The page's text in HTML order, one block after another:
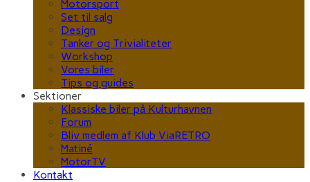
Motorsport
Set til salg
Design
Tanker og Trivialiteter
Workshop
Vores biler
Tips og guides
Sektioner
Klassiske biler på Kulturhavnen
Forum
Bliv medlem af Klub ViaRETRO
Matiné
MotorTV
Kontakt